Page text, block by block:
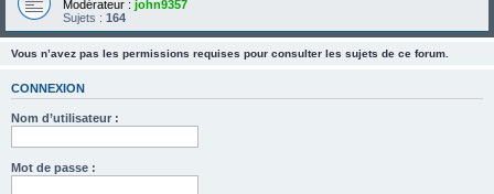
Modérateur : john9357
Sujets : 164
Vous n’avez pas les permissions requises pour consulter les sujets de ce forum.
CONNEXION
Nom d’utilisateur :
Mot de passe :